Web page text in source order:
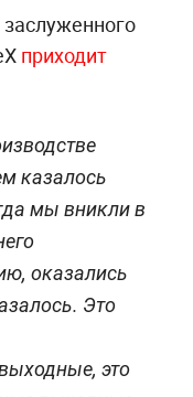
заслуженного
приходит
казалось
мы вникли в
оказались
Это
это